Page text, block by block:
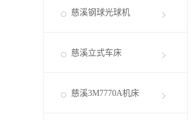
慈溪钢球光球机
慈溪立式车床
慈溪3M7770A机床